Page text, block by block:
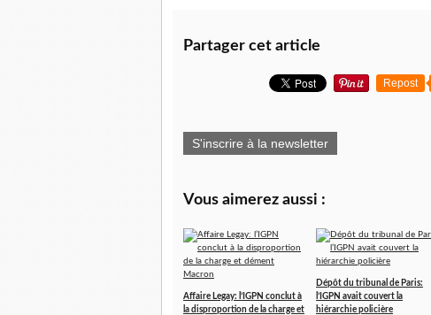
Partager cet article
Repost
S'inscrire à la newsletter
Vous aimerez aussi :
Affaire Legay: l’IGPN conclut à
la disproportion de la charge et
Dépôt du tribunal de Paris:
l’IGPN avait couvert la
hiérarchie policière